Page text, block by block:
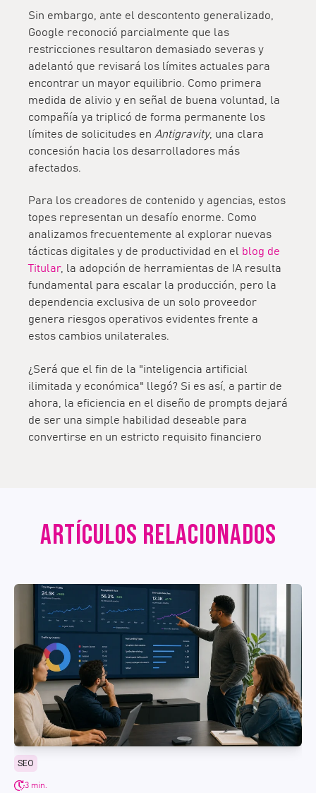
Sin embargo, ante el descontento generalizado,
Google reconoció parcialmente que las
restricciones resultaron demasiado severas y
adelantó que revisará los límites actuales para
encontrar un mayor equilibrio. Como primera
medida de alivio y en señal de buena voluntad, la
compañía ya triplicó de forma permanente los
límites de solicitudes en Antigravity, una clara
concesión hacia los desarrolladores más
afectados.
Para los creadores de contenido y agencias, estos
topes representan un desafío enorme. Como
analizamos frecuentemente al explorar nuevas
tácticas digitales y de productividad en el blog de
Titular, la adopción de herramientas de IA resulta
fundamental para escalar la producción, pero la
dependencia exclusiva de un solo proveedor
genera riesgos operativos evidentes frente a
estos cambios unilaterales.
¿Será que el fin de la "inteligencia artificial
ilimitada y económica" llegó? Si es así, a partir de
ahora, la eficiencia en el diseño de prompts dejará
de ser una simple habilidad deseable para
convertirse en un estricto requisito financiero
ARTÍCULOS RELACIONADOS
SEO
3 min.